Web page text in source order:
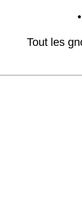
Tout les